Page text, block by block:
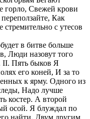
Свежей крови
Как
с утесов
в битве больше
Люди назовут того
II. Пять быков Я
его коней, И за то
к ярму. Одного из
Надо лучше
костер. А второй
осой. Я блуждал по
найти. Двум другим